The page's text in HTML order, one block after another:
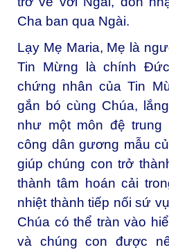
Cha ban qua Ngài.
Lạy Mẹ Maria, Mẹ là
Tin Mừng là chính
chứng nhân của Tin
gắn bó cùng Chúa,
như một môn đệ
công dân gương mẫu
giúp chúng con trở
thành tâm hoán cải
nhiệt thành tiếp nối sứ
Chúa có thể tràn vào
và chúng con được